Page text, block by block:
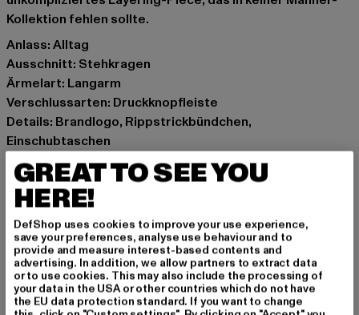
Kollektion fehlen sollte.
Anlass: Alltag
Ausschnitt: Stehkragen
Ärmelart: Langarm
Verschlussarten: Druckknopfleiste
Details: Brandlogo, Rippstrickbündchen,
Einschubtaschen
Schnitt: Normal
Marke: Starter Black Label
Kat.: College Jacken
Farbe: schwarz
Hersteller Farbe: black/white
Materialzusammensetzung: 65% Baumwolle, 35%
Polyester
Art.Nr: ST107-00826
GREAT TO SEE YOU
HERE!
DefShop uses cookies to improve your use experience,
save your preferences, analyse use behaviour and to
provide and measure interest-based contents and
advertising. In addition, we allow partners to extract data
or to use cookies. This may also include the processing of
your data in the USA or other countries which do not have
the EU data protection standard. If you want to change